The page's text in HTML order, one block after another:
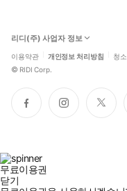
리디(주) 사업자 정보
이용약관 개인정보 처리방침 청
© RIDI Corp.
페
이
인
스
트
위
무료이용권
닫기